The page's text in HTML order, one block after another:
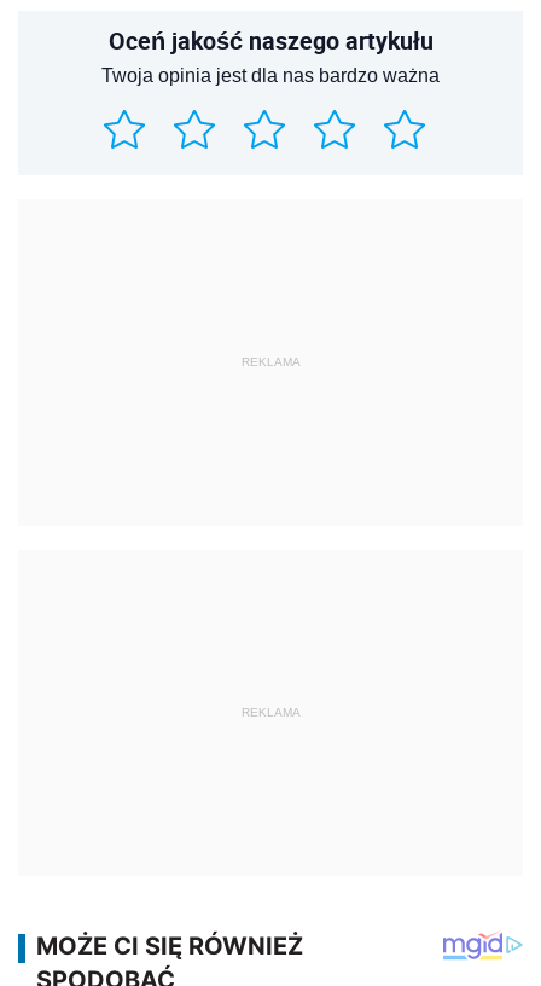
Oceń jakość naszego artykułu
Twoja opinia jest dla nas bardzo ważna
REKLAMA
REKLAMA